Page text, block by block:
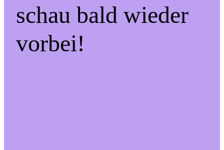
schau bald wieder
vorbei!